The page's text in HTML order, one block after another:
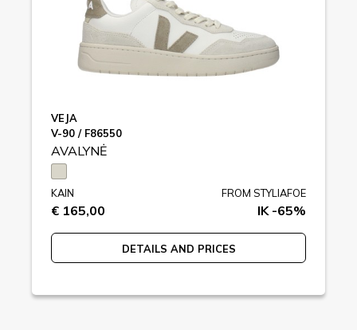
VEJA
V-90 / F86550
AVALYNĖ
KAIN
€ 165,00
FROM STYLIAFOE
IK -65%
DETAILS AND PRICES